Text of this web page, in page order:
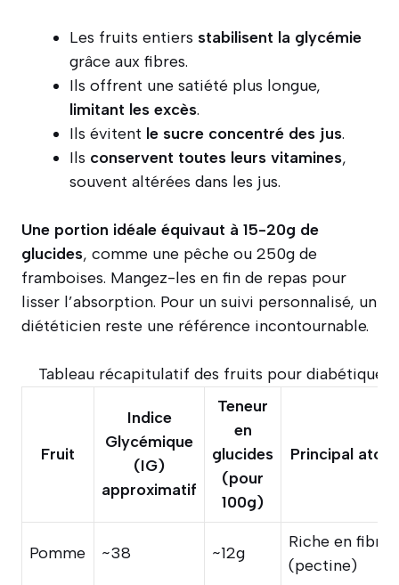
Les fruits entiers stabilisent la glycémie
grâce aux fibres.
Ils offrent une satiété plus longue,
limitant les excès.
Ils évitent le sucre concentré des jus.
Ils conservent toutes leurs vitamines,
souvent altérées dans les jus.
Une portion idéale équivaut à 15-20g de
glucides, comme une pêche ou 250g de
framboises. Mangez-les en fin de repas pour
lisser l’absorption. Pour un suivi personnalisé, un
diététicien reste une référence incontournable.
Tableau récapitulatif des fruits pour diabétiques
Fruit
Indice
Glycémique
(IG)
approximatif
Teneur
en
glucides
(pour
100g)
Principal atout
Pomme ~38 ~12g
Riche en fibres
(pectine)